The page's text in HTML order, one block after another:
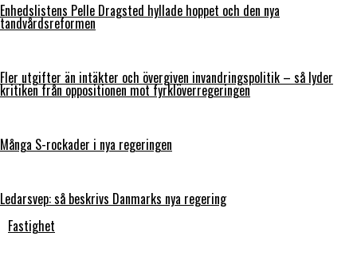
Enhedslistens Pelle Dragsted hyllade hoppet och den nya
tandvårdsreformen
Fler utgifter än intäkter och övergiven invandringspolitik – så lyder
kritiken från oppositionen mot fyrklöverregeringen
Många S-rockader i nya regeringen
Ledarsvep: så beskrivs Danmarks nya regering
Fastighet